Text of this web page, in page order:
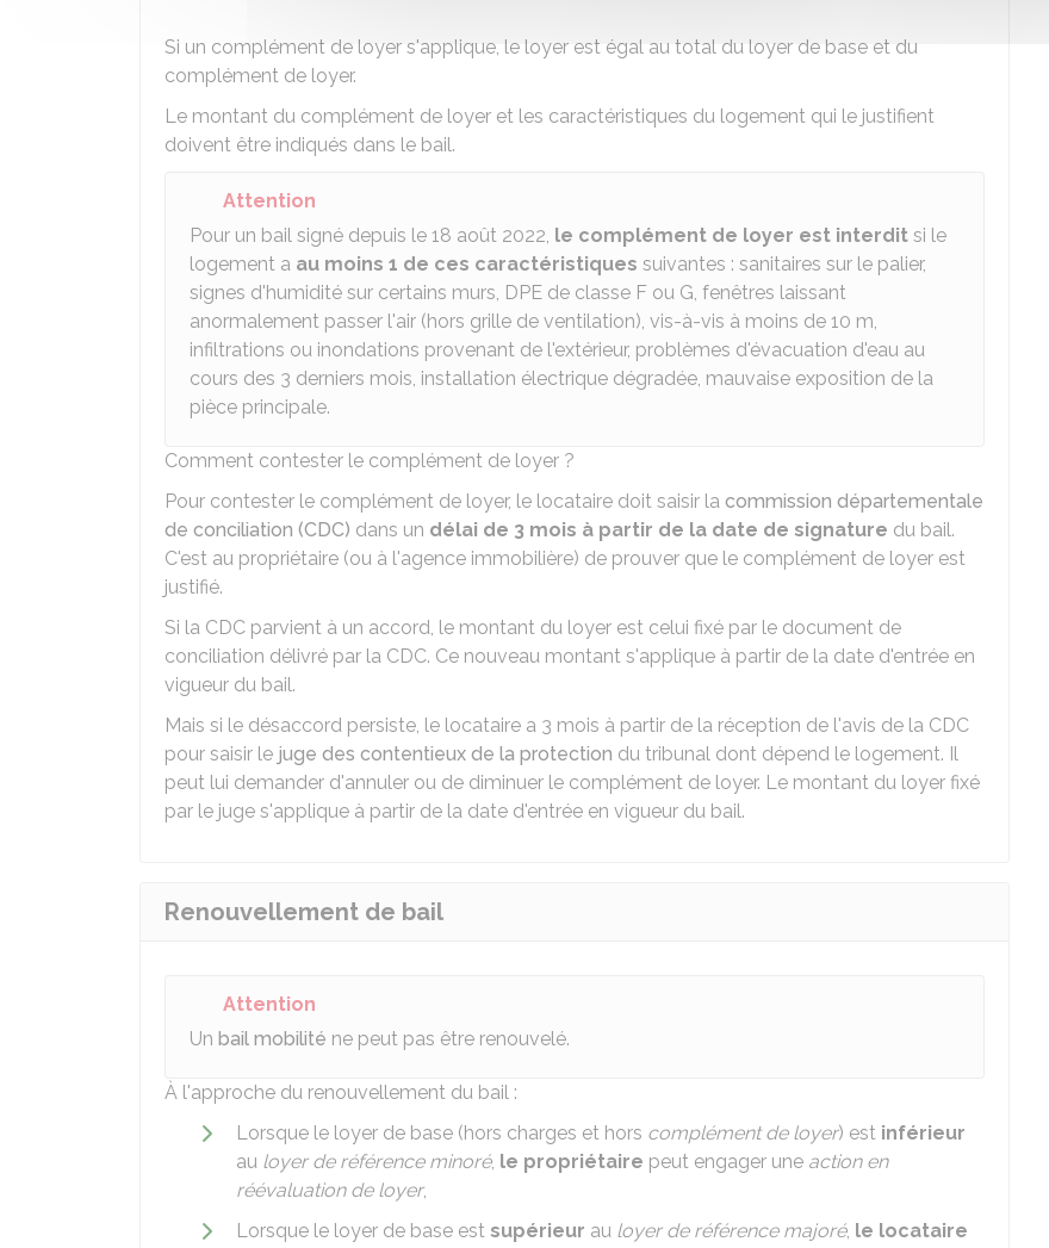
Si un complément de loyer s'applique, le loyer est égal au total du loyer de base et du
complément de loyer.
Le montant du complément de loyer et les caractéristiques du logement qui le justifient
doivent être indiqués dans le bail.
Attention
Pour un bail signé depuis le 18 août 2022, le complément de loyer est interdit si le
logement a au moins 1 de ces caractéristiques suivantes : sanitaires sur le palier,
signes d'humidité sur certains murs, DPE de classe F ou G, fenêtres laissant
anormalement passer l'air (hors grille de ventilation), vis-à-vis à moins de 10 m,
infiltrations ou inondations provenant de l'extérieur, problèmes d'évacuation d'eau au
cours des 3 derniers mois, installation électrique dégradée, mauvaise exposition de la
pièce principale.
Comment contester le complément de loyer ?
Pour contester le complément de loyer, le locataire doit saisir la commission départementale
de conciliation (CDC) dans un délai de 3 mois à partir de la date de signature du bail.
C'est au propriétaire (ou à l'agence immobilière) de prouver que le complément de loyer est
justifié.
Si la CDC parvient à un accord, le montant du loyer est celui fixé par le document de
conciliation délivré par la CDC. Ce nouveau montant s'applique à partir de la date d'entrée en
vigueur du bail.
Mais si le désaccord persiste, le locataire a 3 mois à partir de la réception de l'avis de la CDC
pour saisir le juge des contentieux de la protection du tribunal dont dépend le logement. Il
peut lui demander d'annuler ou de diminuer le complément de loyer. Le montant du loyer fixé
par le juge s'applique à partir de la date d'entrée en vigueur du bail.
Renouvellement de bail
Attention
Un bail mobilité ne peut pas être renouvelé.
À l'approche du renouvellement du bail :
Lorsque le loyer de base (hors charges et hors complément de loyer) est inférieur
au loyer de référence minoré, le propriétaire peut engager une action en
réévaluation de loyer,
Lorsque le loyer de base est supérieur au loyer de référence majoré, le locataire